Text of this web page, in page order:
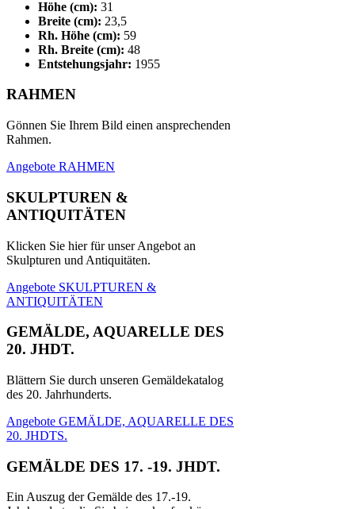
Höhe (cm): 31
Breite (cm): 23,5
Rh. Höhe (cm): 59
Rh. Breite (cm): 48
Entstehungsjahr: 1955
RAHMEN
Gönnen Sie Ihrem Bild einen ansprechenden
Rahmen.
Angebote RAHMEN
SKULPTUREN &
ANTIQUITÄTEN
Klicken Sie hier für unser Angebot an
Skulpturen und Antiquitäten.
Angebote SKULPTUREN &
ANTIQUITÄTEN
GEMÄLDE, AQUARELLE DES
20. JHDT.
Blättern Sie durch unseren Gemäldekatalog
des 20. Jahrhunderts.
Angebote GEMÄLDE, AQUARELLE DES
20. JHDTS.
GEMÄLDE DES 17. -19. JHDT.
Ein Auszug der Gemälde des 17.-19.